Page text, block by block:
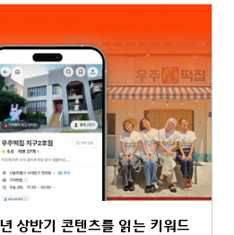
상반기 콘텐츠를 읽는 키워드